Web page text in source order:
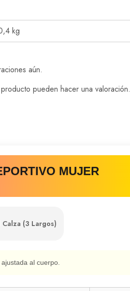
kg
aún.
pueden hacer una valoración.
MUJER
Calza (3 Largos)
al cuerpo.